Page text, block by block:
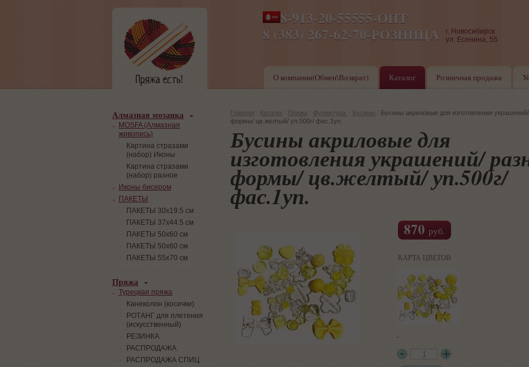
8-913-20-55555-ОПТ
8 (383) 267-62-70-РОЗНИЦА
ПН-ПТ 8-17,СБ-ВС 9-17
г. Новосибирск
ул. Есенина, 55
О компании(Обмен\Возврат) Каталог Розничная продажа
Главная Каталог Пряжа Фурнитура Бусины
Бусины акриловые для изготовления
формы/ цв.желтый/ уп.500г/ фас.1уп.
Бусины акриловые для
изготовления украшений/
формы/ цв.желтый/ уп.500г/
фас.1уп.
870 руб.
КАРТА ЦВЕТОВ
-
Алмазная мозаика
MOSFA (Алмазная
живопись)
Картина стразами
(набор) Иконы
Картина стразами
(набор) разное
Иконы бисером
ПАКЕТЫ
ПАКЕТЫ 30х19.5 см
ПАКЕТЫ 37х44.5 см
ПАКЕТЫ 50х60 см
ПАКЕТЫ 50х60 см
ПАКЕТЫ 55х70 см
Пряжа
Турецкая пряжа
Канеколон (косички)
РОТАНГ для плетения
(искусственный)
PЕЗИНКА
РАСПРОДАЖА
РАСПРОДАЖА СПИЦ